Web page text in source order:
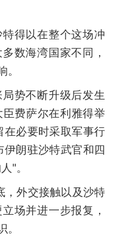
得以在整个这场冲
数海湾国家不同，
势不断升级后发生
费萨尔在利雅得举
必要时采取军事行
朗驻沙特武官和四
"。
，外交接触以及沙特
场并进一步报复，